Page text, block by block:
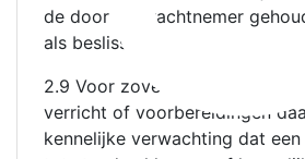
de door Opdrachtnemer
als beslissend.
2.9 Voor zover Opdrachtgever
verricht of voorbereidingen
kennelijke verwachting dat